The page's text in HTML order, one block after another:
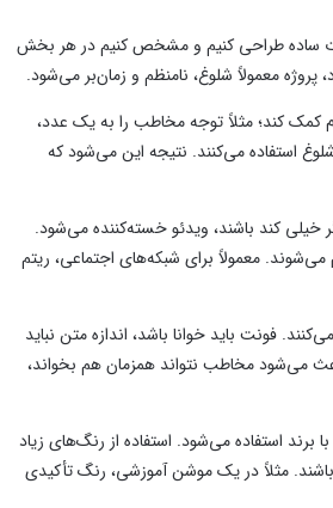
ساده طراحی کنیم و مشخص کنیم در هر بخش
معمولاً شلوغ، نامنظم و زمان‌بر می‌شود.
کمک کند؛ مثلاً توجه مخاطب را به یک عدد،
استفاده می‌کنند. نتیجه این می‌شود که
کند باشند، ویدئو خسته‌کننده می‌شود.
معمولاً برای شبکه‌های اجتماعی، ریتم
فونت باید خوانا باشد، اندازه متن نباید
می‌شود مخاطب نتواند همزمان هم بخواند،
استفاده می‌شود. استفاده از رنگ‌های زیاد
مثلاً در یک موشن آموزشی، رنگ تأکیدی